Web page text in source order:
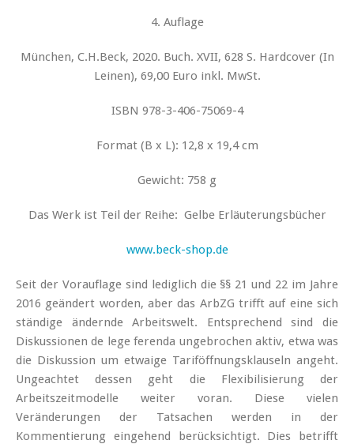
4. Auflage
München, C.H.Beck, 2020. Buch. XVII, 628 S. Hardcover (In
Leinen), 69,00 Euro inkl. MwSt.
ISBN 978-3-406-75069-4
Format (B x L): 12,8 x 19,4 cm
Gewicht: 758 g
Das Werk ist Teil der Reihe: Gelbe Erläuterungsbücher
www.beck-shop.de
Seit der Vorauflage sind lediglich die §§ 21 und 22 im Jahre
2016 geändert worden, aber das ArbZG trifft auf eine sich
ständige ändernde Arbeitswelt. Entsprechend sind die
Diskussionen de lege ferenda ungebrochen aktiv, etwa was
die Diskussion um etwaige Tariföffnungsklauseln angeht.
Ungeachtet dessen geht die Flexibilisierung der
Arbeitszeitmodelle weiter voran. Diese vielen
Veränderungen der Tatsachen werden in der
Kommentierung eingehend berücksichtigt. Dies betrifft